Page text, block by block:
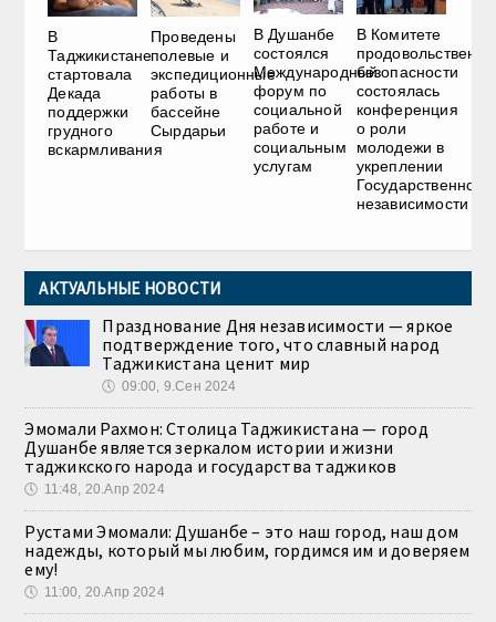
В
Таджикистане
стартовала
Декада
поддержки
грудного
вскармливания
Проведены
полевые и
экспедиционные
работы в
бассейне
Сырдарьи
В Душанбе
состоялся
Международный
форум по
социальной
работе и
социальным
услугам
В Комитете
безопасности
состоялась
конференция
о роли
молодежи в
укреплении
Государственной
независимости
АКТУАЛЬНЫЕ НОВОСТИ
Празднование Дня независимости — яркое
подтверждение того, что славный народ
Таджикистана ценит мир
🕔 09:00, 9.Сен 2024
Эмомали Рахмон: Столица Таджикистана — город
Душанбе является зеркалом истории и жизни
таджикского народа и государства таджиков
🕔 11:48, 20.Апр 2024
Рустами Эмомали: Душанбе – это наш город, наш дом
надежды, который мы любим, гордимся им и доверяем
ему!
🕔 11:00, 20.Апр 2024